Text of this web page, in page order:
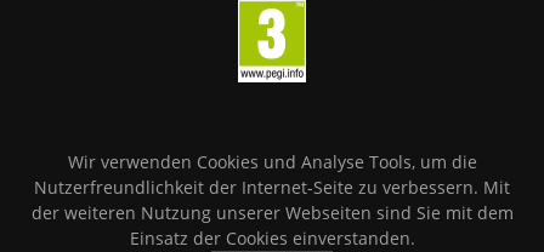
Wir verwenden Cookies und Analyse Tools, um die
Nutzerfreundlichkeit der Internet-Seite zu verbessern. Mit
der weiteren Nutzung unserer Webseiten sind Sie mit dem
Einsatz der Cookies einverstanden.